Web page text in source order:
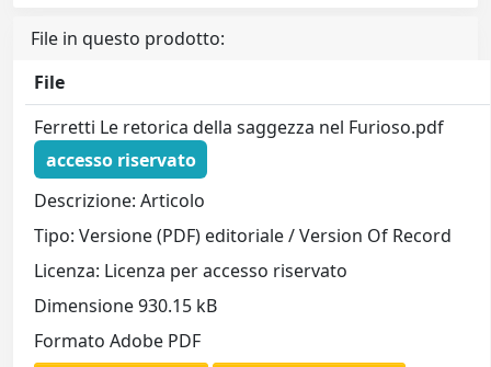
File in questo prodotto:
File
Ferretti Le retorica della saggezza nel Furioso.pdf
accesso riservato
Descrizione: Articolo
Tipo: Versione (PDF) editoriale / Version Of Record
Licenza: Licenza per accesso riservato
Dimensione 930.15 kB
Formato Adobe PDF